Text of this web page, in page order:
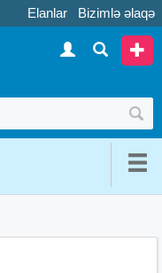
Elanlar Bizimlə əlaqə